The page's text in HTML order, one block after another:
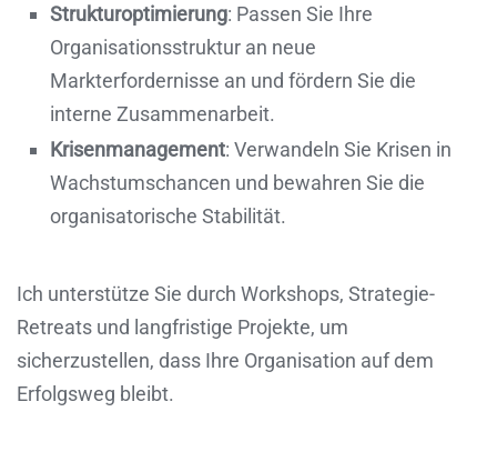
Strukturoptimierung: Passen Sie Ihre
Organisationsstruktur an neue
Markterfordernisse an und fördern Sie die
interne Zusammenarbeit.
Krisenmanagement: Verwandeln Sie Krisen in
Wachstumschancen und bewahren Sie die
organisatorische Stabilität.
Ich unterstütze Sie durch Workshops, Strategie-
Retreats und langfristige Projekte, um
sicherzustellen, dass Ihre Organisation auf dem
Erfolgsweg bleibt.